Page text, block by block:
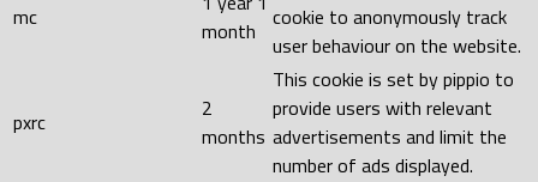
mc
month
cookie to anonymously track
user behaviour on the website.
pxrc
2
months
This cookie is set by pippio to
provide users with relevant
advertisements and limit the
number of ads displayed.